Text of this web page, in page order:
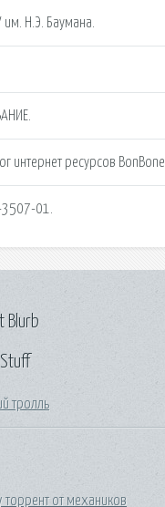
им. Н.Э. Баумана.
интернет ресурсов BonBone.
01.
тролль
торрент от механиков
Blurb